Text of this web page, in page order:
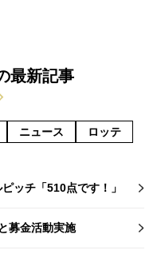
最新記事
ニュース ロッテ
ッチ「510点です！」
募金活動実施